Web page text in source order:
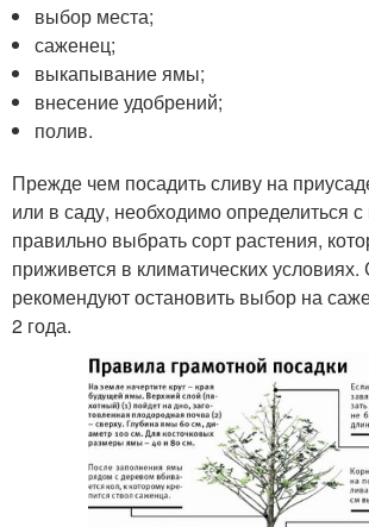
выбор места;
саженец;
выкапывание ямы;
внесение удобрений;
полив.
Прежде чем посадить сливу на
или в саду, необходимо определиться
правильно выбрать сорт растения,
приживется в климатических
рекомендуют остановить выбор на
2 года.